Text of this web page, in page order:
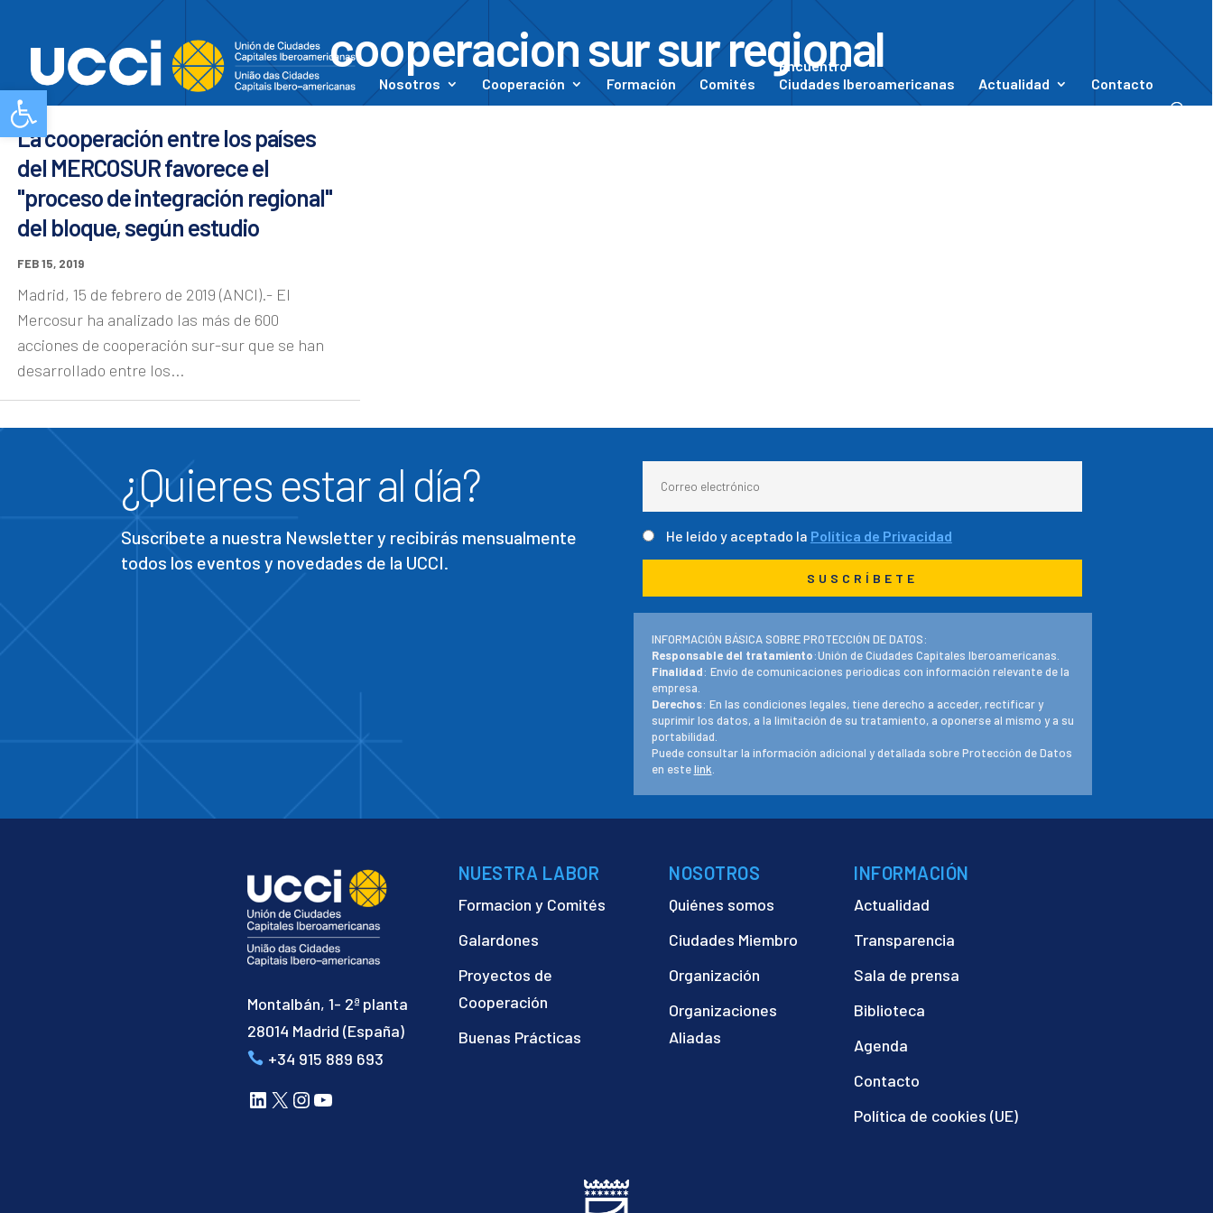
Abrir barra de herramientas Nosotros Cooperación Formación Comités
Encuentro
Ciudades Iberoamericanas
Actualidad Contacto
cooperacion sur sur regional
La cooperación entre los países
del MERCOSUR favorece el
"proceso de integración regional"
del bloque, según estudio
FEB 15, 2019
Madrid, 15 de febrero de 2019 (ANCI).- El
Mercosur ha analizado las más de 600
acciones de cooperación sur-sur que se han
desarrollado entre los...
¿Quieres estar al día?
Suscríbete a nuestra Newsletter y recibirás mensualmente
todos los eventos y novedades de la UCCI.
He leído y aceptado la Política de Privacidad
INFORMACIÓN BÁSICA SOBRE PROTECCIÓN DE DATOS:
Responsable del tratamiento:Unión de Ciudades Capitales Iberoamericanas.
Finalidad: Envío de comunicaciones periodicas con información relevante de la
empresa.
Derechos: En las condiciones legales, tiene derecho a acceder, rectificar y
suprimir los datos, a la limitación de su tratamiento, a oponerse al mismo y a su
portabilidad.
Puede consultar la información adicional y detallada sobre Protección de Datos
en estelink
Montalbán, 1- 2ª planta
28014 Madrid (España)
+34 915 889 693
LinkedIn
X Instagram
YouTube
NUESTRA LABOR
Formacion y Comités
Galardones
Proyectos de
Cooperación
Buenas Prácticas
NOSOTROS
Quiénes somos
Ciudades Miembro
Organización
Organizaciones
Aliadas
INFORMACIÓN
Actualidad
Transparencia
Sala de prensa
Biblioteca
Agenda
Contacto
Política de cookies (UE)